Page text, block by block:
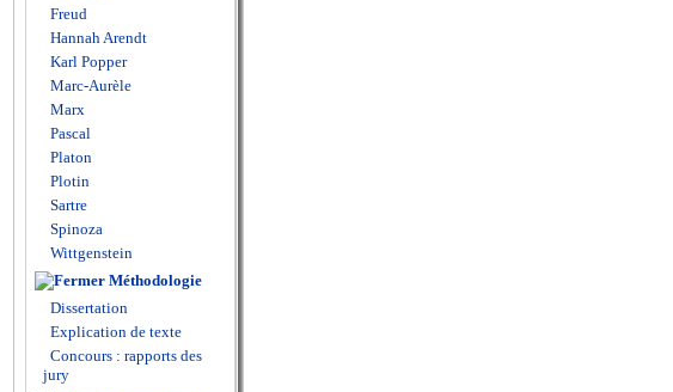
Freud
Hannah Arendt
Karl Popper
Marc-Aurèle
Marx
Pascal
Platon
Plotin
Sartre
Spinoza
Wittgenstein
Méthodologie
Dissertation
Explication de texte
Concours : rapports des
jury